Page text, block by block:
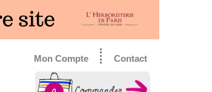
Contact
Mon Compte